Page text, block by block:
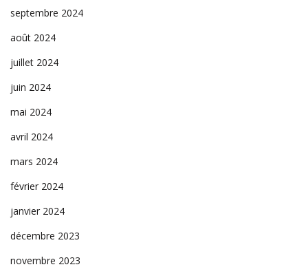
septembre 2024
août 2024
juillet 2024
juin 2024
mai 2024
avril 2024
mars 2024
février 2024
janvier 2024
décembre 2023
novembre 2023